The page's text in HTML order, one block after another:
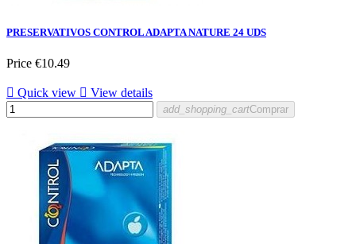
PRESERVATIVOS CONTROL ADAPTA NATURE 24 UDS
Price €10.49
 Quick view  View details
add_shopping_cartComprar